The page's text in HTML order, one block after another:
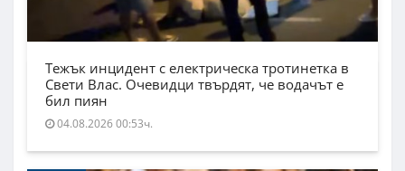
Тежък инцидент с електрическа тротинетка в
Свети Влас. Очевидци твърдят, че водачът е
бил пиян
04.08.2026 00:53ч.